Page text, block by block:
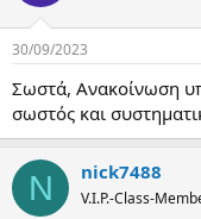
30/09/2023
Σωστά, Ανακοίνωση
σωστός και
N nick7488
V.I.P.-Class-